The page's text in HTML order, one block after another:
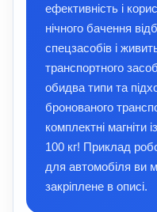
ефективність і
нічного бачення
спецзасобів і
транспортного
обидва типи та
бронованого
комплектні магніти
100 кг! Приклад
для автомобіля ви
закріплене в описі.